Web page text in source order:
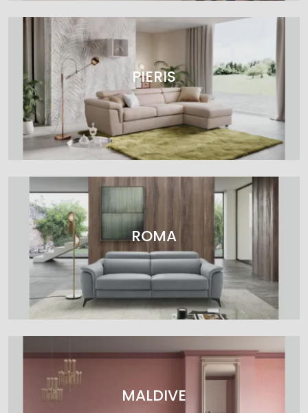
PIERIS
ROMA
MALDIVE